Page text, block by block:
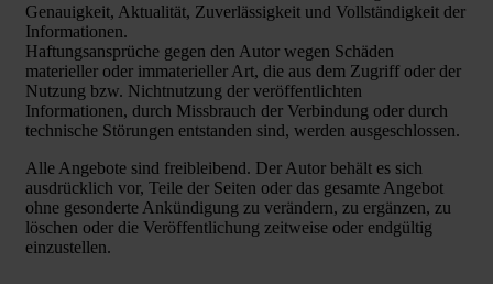
Genauigkeit, Aktualität, Zuverlässigkeit und Vollständigkeit der
Informationen.
Haftungsansprüche gegen den Autor wegen Schäden
materieller oder immaterieller Art, die aus dem Zugriff oder der
Nutzung bzw. Nichtnutzung der veröffentlichten
Informationen, durch Missbrauch der Verbindung oder durch
technische Störungen entstanden sind, werden ausgeschlossen.
Alle Angebote sind freibleibend. Der Autor behält es sich
ausdrücklich vor, Teile der Seiten oder das gesamte Angebot
ohne gesonderte Ankündigung zu verändern, zu ergänzen, zu
löschen oder die Veröffentlichung zeitweise oder endgültig
einzustellen.